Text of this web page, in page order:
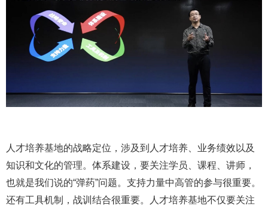
人才培养基地的战略定位，涉及到人才培养、业务绩效以及
知识和文化的管理。体系建设，要关注学员、课程、讲师，
也就是我们说的“弹药”问题。支持力量中高管的参与很重要。
还有工具机制，战训结合很重要。人才培养基地不仅要关注